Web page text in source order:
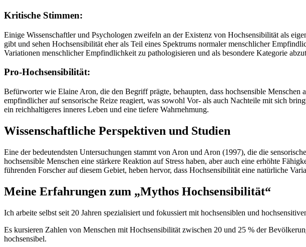
Kritische Stimmen:
Einige Wissenschaftler und Psychologen zweifeln an der Existenz von Hochsensibilität als
gibt und sehen Hochsensibilität eher als Teil eines Spektrums normaler menschlicher
Variationen menschlicher Empfindlichkeit zu pathologisieren und als besondere Kategorie
Pro-Hochsensibilität:
Befürworter wie Elaine Aron, die den Begriff prägte, behaupten, dass hochsensible
empfindlicher auf sensorische Reize reagiert, was sowohl Vor- als auch Nachteile mit sich
ein reichhaltigeres inneres Leben und eine tiefere Wahrnehmung.
Wissenschaftliche Perspektiven und Studien
Eine der bedeutendsten Untersuchungen stammt von Aron und Aron (1997), die die
hochsensible Menschen eine stärkere Reaktion auf Stress haben, aber auch eine erhöhte
führenden Forscher auf diesem Gebiet, heben hervor, dass Hochsensibilität eine natürliche
Meine Erfahrungen zum „Mythos Hochsensibilität“
Ich arbeite selbst seit 20 Jahren spezialisiert und fokussiert mit hochsensiblen und
Es kursieren Zahlen von Menschen mit Hochsensibilität zwischen 20 und 25 % der
hochsensibel.